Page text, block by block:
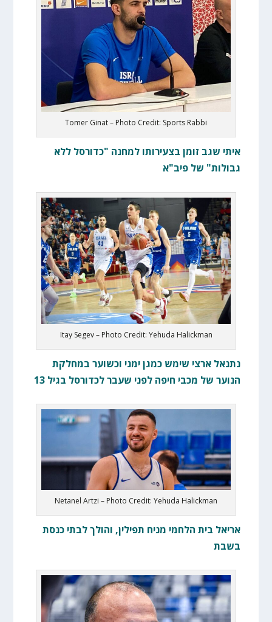
Tomer Ginat – Photo Credit: Sports Rabbi
איתי שגב זומן בצעירותו למחנה "כדורסל ללא
גבולות" של פיב"א
Itay Segev – Photo Credit: Yehuda Halickman
נתנאל ארצי שימש כמגן ימני וכשוער במחלקת
הנוער של מכבי חיפה לפני שעבר לכדורסל בגיל 13
Netanel Artzi – Photo Credit: Yehuda Halickman
אריאל בית הלחמי מניח תפילין, והולך לבתי כנסת
בשבת